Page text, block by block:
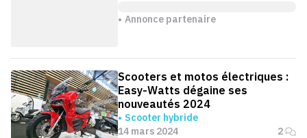
Annonce partenaire
Scooters et motos électriques :
Easy-Watts dégaine ses
nouveautés 2024
Scooter hybride
14 mars 2024
2